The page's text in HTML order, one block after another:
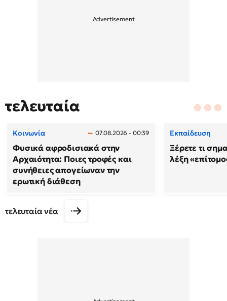
τελευταία
Κοινωνία 07.08.2026 - 00:39
Φυσικά αφροδισιακά στην
Αρχαιότητα: Ποιες τροφές και
συνήθειες απογείωναν την
ερωτική διάθεση
Εκπαίδευση
Ξέρετε τι
λέξη
τελευταία νέα